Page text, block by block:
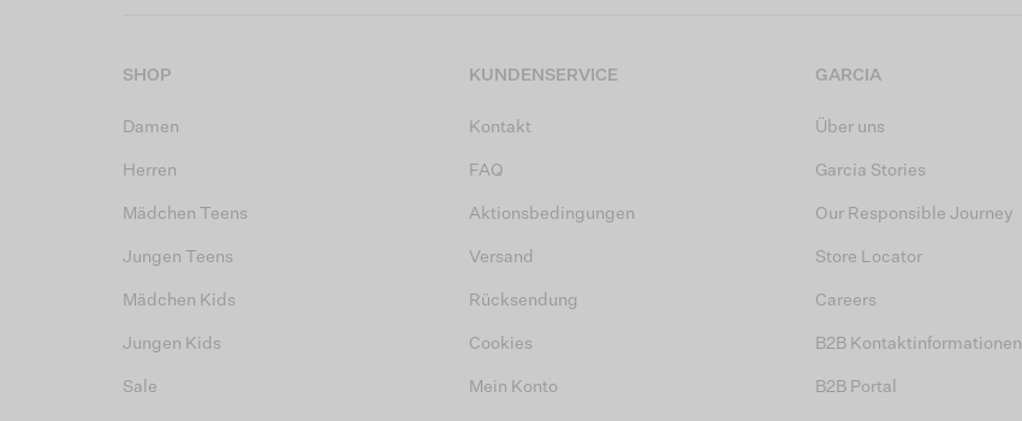
SHOP
Damen
Herren
Mädchen Teens
Jungen Teens
Mädchen Kids
Jungen Kids
Sale
KUNDENSERVICE
Kontakt
FAQ
Aktionsbedingungen
Versand
Rücksendung
Cookies
Mein Konto
GARCIA
Über uns
Garcia Stories
Our Responsible Journey
Store Locator
Careers
B2B Kontaktinformationen
B2B Portal